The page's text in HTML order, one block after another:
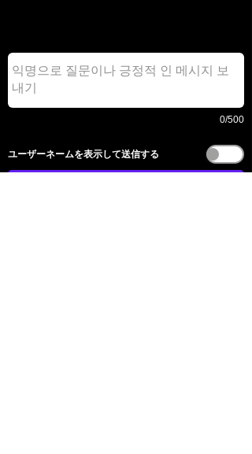
0/500
​ユーザーネームを表示して送信する